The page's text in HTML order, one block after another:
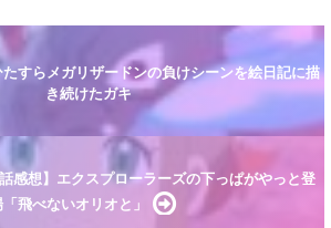
すらメガリザードンの負けシーンを絵日記に描
き続けたガキ
感想】エクスプローラーズの下っぱがやっと登
「飛べないオリオと」